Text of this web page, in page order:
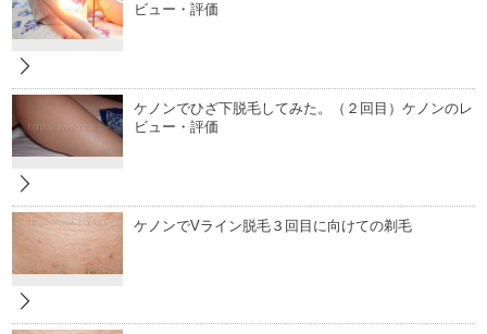
ビュー・評価
ケノンでひざ下脱毛してみた。（２回目）ケノンのレ
ビュー・評価
ケノンでVライン脱毛３回目に向けての剃毛